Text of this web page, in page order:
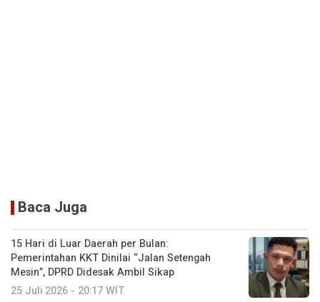
Baca Juga
15 Hari di Luar Daerah per Bulan:
Pemerintahan KKT Dinilai “Jalan Setengah
Mesin”, DPRD Didesak Ambil Sikap
25 Juli 2026 - 20:17 WIT